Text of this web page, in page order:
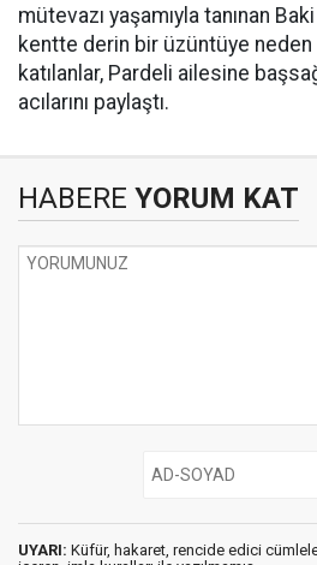
mütevazı yaşamıyla tanınan
kentte derin bir üzüntüye neden
katılanlar, Pardeli ailesine
acılarını paylaştı.
HABERE YORUM KAT
UYARI: Küfür, hakaret, rencide edici